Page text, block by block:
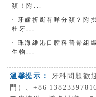
類！附...
·
牙齒折斷有咩分類？附
杜牙...
·
珠海維港口腔科普骨組
生物...
溫馨提示：
牙科問題歡
門）、+86